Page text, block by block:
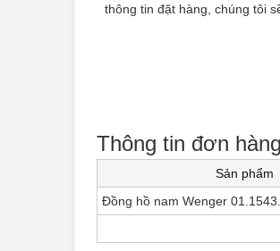
thông tin đặt hàng, chúng tôi
Thông tin đơn hàng
Sản phẩm
Đồng hồ nam Wenger